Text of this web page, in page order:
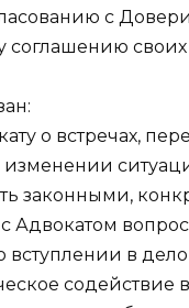
с
соглашению
о встречах,
изменении
законными,
с Адвокатом
вступлении в дело